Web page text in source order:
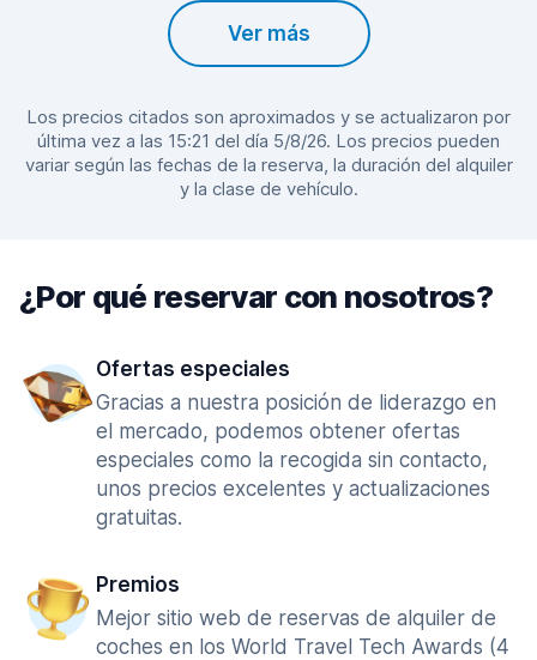
Ver más
Los precios citados son aproximados y se actualizaron por
última vez a las 15:21 del día 5/8/26. Los precios pueden
variar según las fechas de la reserva, la duración del alquiler
y la clase de vehículo.
¿Por qué reservar con nosotros?
Ofertas especiales
Gracias a nuestra posición de liderazgo en
el mercado, podemos obtener ofertas
especiales como la recogida sin contacto,
unos precios excelentes y actualizaciones
gratuitas.
Premios
Mejor sitio web de reservas de alquiler de
coches en los World Travel Tech Awards (4